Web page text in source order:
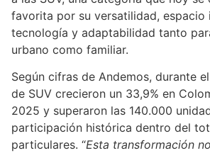
favorita por su versatilidad, espacio
tecnología y adaptabilidad tanto
urbano como familiar.
Según cifras de Andemos, durante
de SUV crecieron un 33,9% en
2025 y superaron las 140.000
participación histórica dentro del
particulares. “Esta transformación